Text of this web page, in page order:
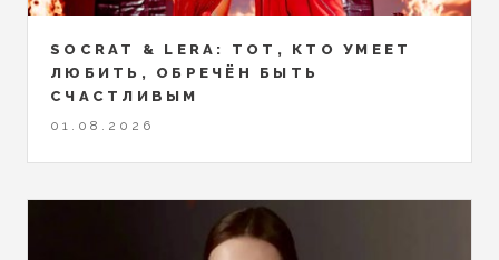
SOCRAT & LERA: ТОТ, КТО УМЕЕТ
ЛЮБИТЬ, ОБРЕЧЁН БЫТЬ
СЧАСТЛИВЫМ
01.08.2026